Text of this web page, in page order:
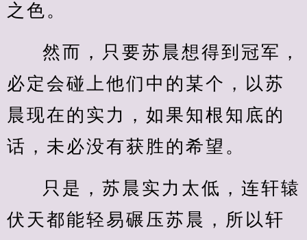
之色。
然而，只要苏晨想得到冠军，
必定会碰上他们中的某个，以苏
晨现在的实力，如果知根知底的
话，未必没有获胜的希望。
只是，苏晨实力太低，连轩辕
伏天都能轻易碾压苏晨，所以轩